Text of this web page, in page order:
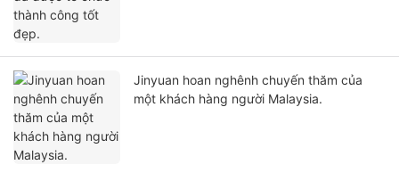
Jinyuan hoan nghênh chuyến thăm của
một khách hàng người Malaysia.